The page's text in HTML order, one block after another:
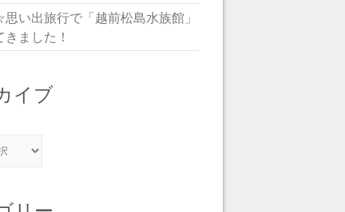
い出旅行で「越前松島水族館」
ました！
イブ